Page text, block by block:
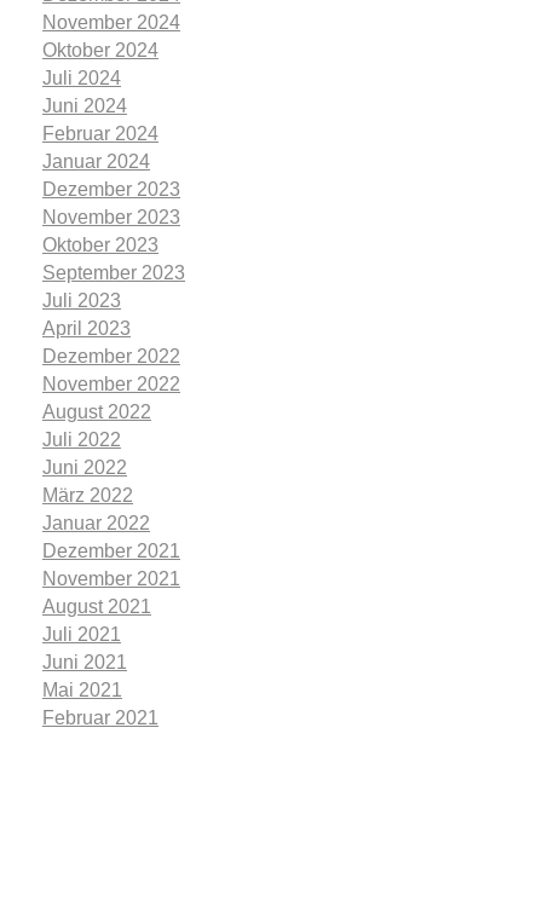
November 2024
Oktober 2024
Juli 2024
Juni 2024
Februar 2024
Januar 2024
Dezember 2023
November 2023
Oktober 2023
September 2023
Juli 2023
April 2023
Dezember 2022
November 2022
August 2022
Juli 2022
Juni 2022
März 2022
Januar 2022
Dezember 2021
November 2021
August 2021
Juli 2021
Juni 2021
Mai 2021
Februar 2021